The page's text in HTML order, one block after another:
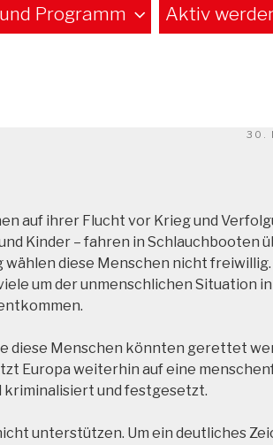
Programm Aktiv
30.
auf ihrer Flucht vor Krieg und
Kinder – fahren in Schlauchbooten
diese Menschen nicht freiwillig.
um der unmenschlichen Situation
diese Menschen könnten gerettet
Europa weiterhin auf eine
und festgesetzt.
unterstützen. Um ein deutliches